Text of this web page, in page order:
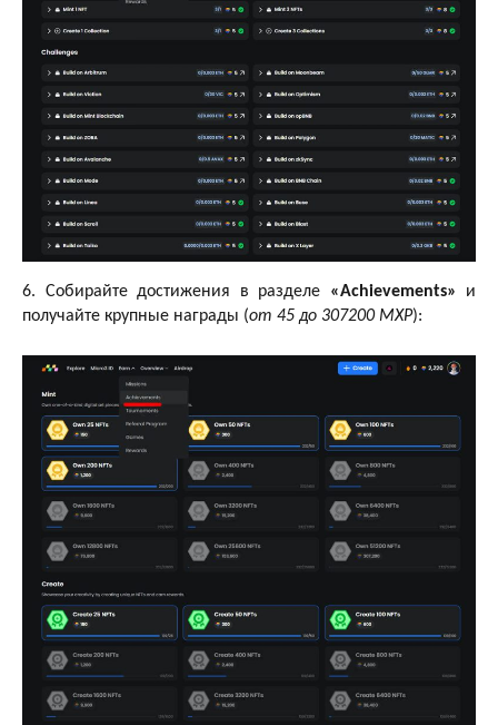
6. Собирайте достижения в разделе «Achievements» и
получайте крупные награды (от 45 до 307200 MXP):